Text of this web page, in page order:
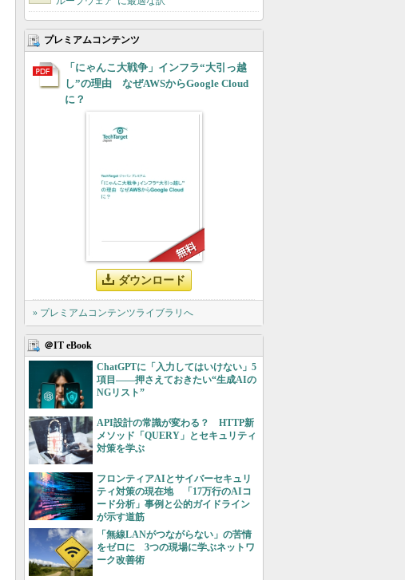
プレミアムコンテンツ
「にゃんこ大戦争」インフラ“大引っ越
し”の理由 なぜAWSからGoogle Cloud
に？
ダウンロード
» プレミアムコンテンツライブラリへ
＠IT eBook
ChatGPTに「入力してはいけない」5
項目――押さえておきたい“生成AIの
NGリスト”
API設計の常識が変わる？ HTTP新
メソッド「QUERY」とセキュリティ
対策を学ぶ
フロンティアAIとサイバーセキュリ
ティ対策の現在地 「17万行のAIコ
ード分析」事例と公的ガイドライン
が示す道筋
「無線LANがつながらない」の苦情
をゼロに 3つの現場に学ぶネットワ
ーク改善術